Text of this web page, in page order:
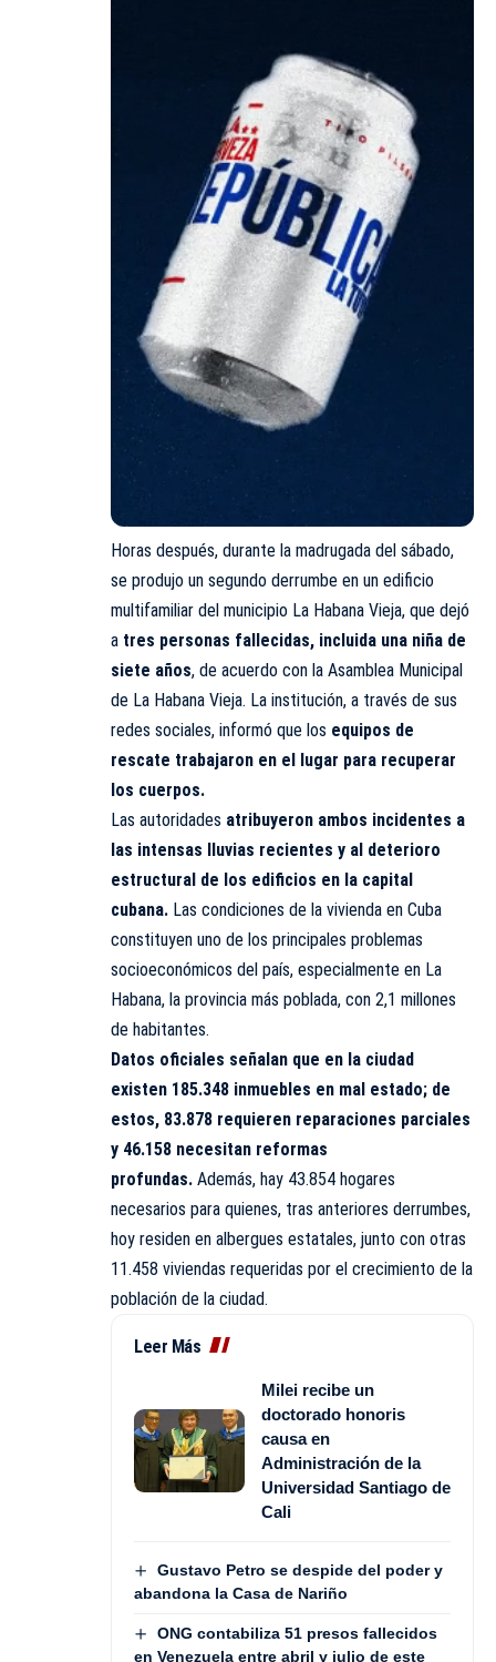
Horas después, durante la madrugada del sábado,
se produjo un segundo derrumbe en un edificio
multifamiliar del municipio La Habana Vieja, que dejó
a tres personas fallecidas, incluida una niña de
siete años, de acuerdo con la Asamblea Municipal
de La Habana Vieja. La institución, a través de sus
redes sociales, informó que los equipos de
rescate trabajaron en el lugar para recuperar
los cuerpos.
Las autoridades atribuyeron ambos incidentes a
las intensas lluvias recientes y al deterioro
estructural de los edificios en la capital
cubana. Las condiciones de la vivienda en Cuba
constituyen uno de los principales problemas
socioeconómicos del país, especialmente en La
Habana, la provincia más poblada, con 2,1 millones
de habitantes.
Datos oficiales señalan que en la ciudad
existen 185.348 inmuebles en mal estado; de
estos, 83.878 requieren reparaciones parciales
y 46.158 necesitan reformas
profundas. Además, hay 43.854 hogares
necesarios para quienes, tras anteriores derrumbes,
hoy residen en albergues estatales, junto con otras
11.458 viviendas requeridas por el crecimiento de la
población de la ciudad.
Leer Más
Milei recibe un
doctorado honoris
causa en
Administración de la
Universidad Santiago de
Cali
Gustavo Petro se despide del poder y
abandona la Casa de Nariño
ONG contabiliza 51 presos fallecidos
en Venezuela entre abril y julio de este